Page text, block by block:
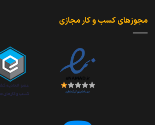
مجوزهای کسب و کار مجازی